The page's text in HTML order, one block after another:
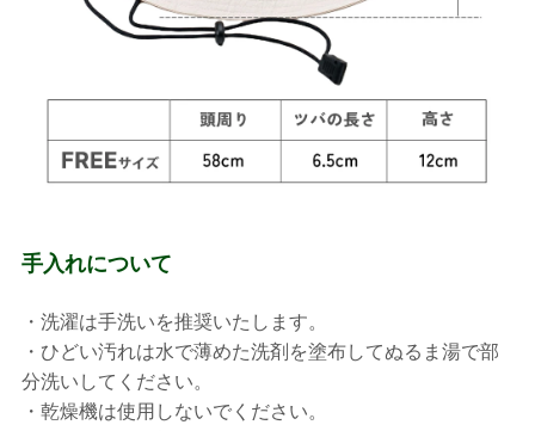
手入れについて
・洗濯は手洗いを推奨いたします。
・ひどい汚れは水で薄めた洗剤を塗布してぬるま湯で部
分洗いしてください。
・乾燥機は使用しないでください。